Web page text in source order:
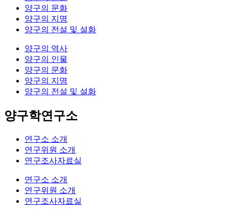
양구의 문화
양구의 지명
양구의 전설 및 설화
양구의 역사
양구의 인물
양구의 문화
양구의 지명
양구의 전설 및 설화
양구학연구소
연구소 소개
연구위원 소개
연구조사자료실
연구소 소개
연구위원 소개
연구조사자료실